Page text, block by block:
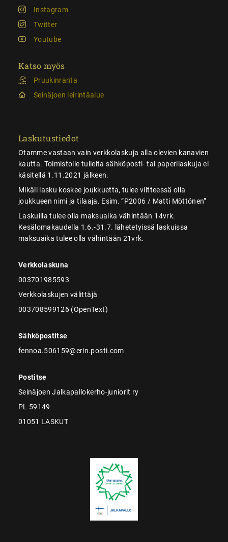
Instagram
Twitter
Youtube
Katso myös
Pruukinranta
Seinäjoen leirintäalue
Laskutustiedot
Otamme vastaan vain verkkolaskuja alla olevien kanavien
kautta. Toimistolle tulleita sähköposti- tai paperilaskuja ei
käsitellä 1.11.2021 jälkeen.
Mikäli lasku koskee joukkuetta, tulee viitteessä olla
joukkueen nimi ja tilaaja. Esim. ”P2006 / Matti Möttönen”
Laskuilla tulee olla maksuaika vähintään 14vrk.
Kesälomakaudella 1.6.-31.7. lähetetyissä laskuissa
maksuaika tulee olla vähintään 21vrk.
Verkkolaskuna
003701985593
Verkkolaskujen välittäjä
003708599126 (OpenText)
Sähköpostitse
fennoa.506159@erin.posti.com
Postitse
Seinäjoen Jalkapallokerho-juniorit ry
PL 59149
01051 LASKUT